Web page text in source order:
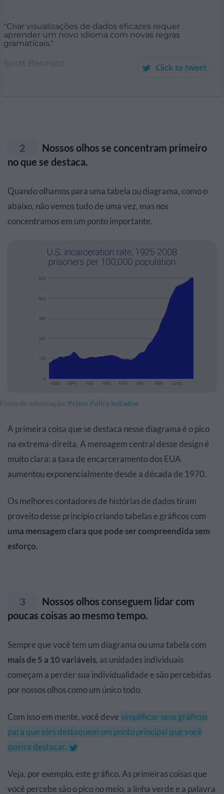
"Criar visualizações de dados eficazes requer
aprender um novo idioma com novas regras
gramaticais."
Scott Berinato Click to tweet
2
Nossos olhos se concentram primeiro
no que se destaca.
Quando olhamos para uma tabela ou diagrama, como o
abaixo, não vemos tudo de uma vez, mas nos
concentramos em um ponto importante.
Fonte de informação: Prison Policy Initiative
A primeira coisa que se destaca nesse diagrama é o pico
na extrema-direita. A mensagem central desse design é
muito clara: a taxa de encarceramento dos EUA
aumentou exponencialmente desde a década de 1970.
Os melhores contadores de histórias de dados tiram
proveito desse princípio criando tabelas e gráficos com
uma mensagem clara que pode ser compreendida sem
esforço.
3
Nossos olhos conseguem lidar com
poucas coisas ao mesmo tempo.
Sempre que você tem um diagrama ou uma tabela com
mais de 5 a 10 variáveis, as unidades individuais
começam a perder sua individualidade e são percebidas
por nossos olhos como um único todo.
Com isso em mente, você deve simplificar seus gráficos
para que eles destaquem um ponto principal que você
queira destacar.
Veja, por exemplo, este gráfico. As primeiras coisas que
você percebe são o pico no meio, a linha verde e a palavra